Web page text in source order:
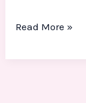
Read More »